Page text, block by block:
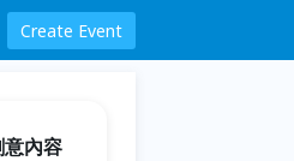
Create Event
意內容